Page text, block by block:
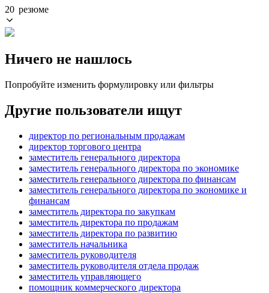
20 резюме
Ничего не нашлось
Попробуйте изменить формулировку или фильтры
Другие пользователи ищут
директор по региональным продажам
директор торгового центра
заместитель генерального директора
заместитель генерального директора по экономике
заместитель генерального директора по финансам
заместитель генерального директора по экономике и
финансам
заместитель директора по закупкам
заместитель директора по продажам
заместитель директора по развитию
заместитель начальника
заместитель руководителя
заместитель руководителя отдела продаж
заместитель управляющего
помощник коммерческого директора